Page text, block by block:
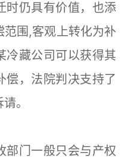
时仍具有价值，也添
范围,客观上转化为补
冷藏公司可以获得其
偿，法院判决支持了
。
门一般只会与产权